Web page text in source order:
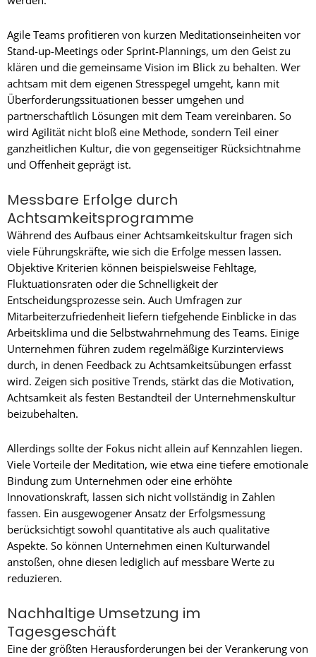
Agile Teams profitieren von kurzen Meditationseinheiten vor
Stand-up-Meetings oder Sprint-Plannings, um den Geist zu
klären und die gemeinsame Vision im Blick zu behalten. Wer
achtsam mit dem eigenen Stresspegel umgeht, kann mit
Überforderungssituationen besser umgehen und
partnerschaftlich Lösungen mit dem Team vereinbaren. So
wird Agilität nicht bloß eine Methode, sondern Teil einer
ganzheitlichen Kultur, die von gegenseitiger Rücksichtnahme
und Offenheit geprägt ist.
Messbare Erfolge durch
Achtsamkeitsprogramme
Während des Aufbaus einer Achtsamkeitskultur fragen sich
viele Führungskräfte, wie sich die Erfolge messen lassen.
Objektive Kriterien können beispielsweise Fehltage,
Fluktuationsraten oder die Schnelligkeit der
Entscheidungsprozesse sein. Auch Umfragen zur
Mitarbeiterzufriedenheit liefern tiefgehende Einblicke in das
Arbeitsklima und die Selbstwahrnehmung des Teams. Einige
Unternehmen führen zudem regelmäßige Kurzinterviews
durch, in denen Feedback zu Achtsamkeitsübungen erfasst
wird. Zeigen sich positive Trends, stärkt das die Motivation,
Achtsamkeit als festen Bestandteil der Unternehmenskultur
beizubehalten.
Allerdings sollte der Fokus nicht allein auf Kennzahlen liegen.
Viele Vorteile der Meditation, wie etwa eine tiefere emotionale
Bindung zum Unternehmen oder eine erhöhte
Innovationskraft, lassen sich nicht vollständig in Zahlen
fassen. Ein ausgewogener Ansatz der Erfolgsmessung
berücksichtigt sowohl quantitative als auch qualitative
Aspekte. So können Unternehmen einen Kulturwandel
anstoßen, ohne diesen lediglich auf messbare Werte zu
reduzieren.
Nachhaltige Umsetzung im
Tagesgeschäft
Eine der größten Herausforderungen bei der Verankerung von